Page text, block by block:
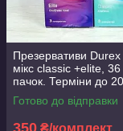
Презервативи Durex
мікс classic +elite,
пачок. Терміни до
Готово до відправки